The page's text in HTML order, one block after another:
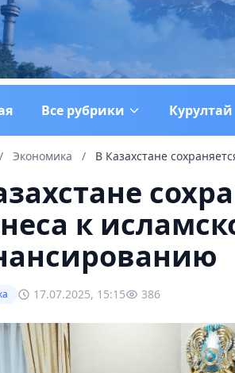
Все рубрики Курултай
/ Экономика / В Казахстане
к
17.07.2025, 15:15 386